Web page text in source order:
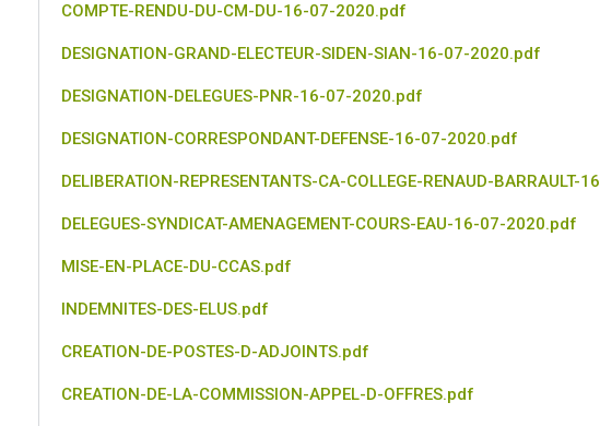
COMPTE-RENDU-DU-CM-DU-16-07-2020.pdf
DESIGNATION-GRAND-ELECTEUR-SIDEN-SIAN-16-07-2020.pdf
DESIGNATION-DELEGUES-PNR-16-07-2020.pdf
DESIGNATION-CORRESPONDANT-DEFENSE-16-07-2020.pdf
DELIBERATION-REPRESENTANTS-CA-COLLEGE-RENAUD-
DELEGUES-SYNDICAT-AMENAGEMENT-COURS-EAU-16-07-2020.pdf
MISE-EN-PLACE-DU-CCAS.pdf
INDEMNITES-DES-ELUS.pdf
CREATION-DE-POSTES-D-ADJOINTS.pdf
CREATION-DE-LA-COMMISSION-APPEL-D-OFFRES.pdf